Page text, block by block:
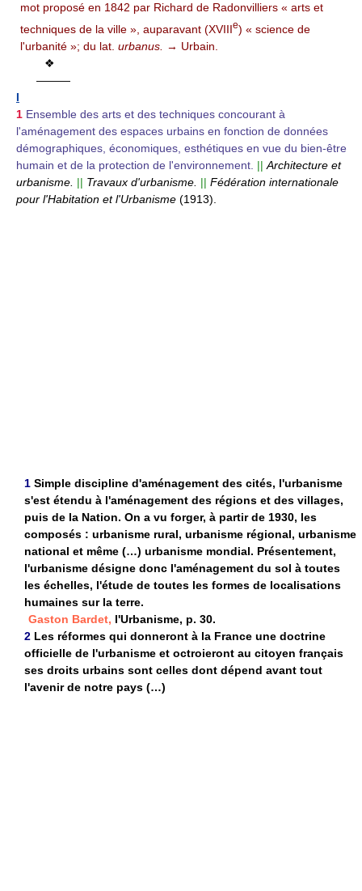
mot proposé en 1842 par Richard de Radonvilliers « arts et
techniques de la ville », auparavant (XVIIIe) « science de
l'urbanité »; du lat. urbanus.
→ Urbain.
❖
———
I
1 Ensemble des arts et des techniques concourant à
l'aménagement des espaces urbains en fonction de données
démographiques, économiques, esthétiques en vue du bien-être
humain et de la protection de l'environnement. || Architecture et
urbanisme. || Travaux d'urbanisme. || Fédération internationale
pour l'Habitation et l'Urbanisme (1913).
1 Simple discipline d'aménagement des cités, l'urbanisme
s'est étendu à l'aménagement des régions et des villages,
puis de la Nation. On a vu forger, à partir de 1930, les
composés : urbanisme rural, urbanisme régional, urbanisme
national et même (…) urbanisme mondial. Présentement,
l'urbanisme désigne donc l'aménagement du sol à toutes
les échelles, l'étude de toutes les formes de localisations
humaines sur la terre.
Gaston Bardet, l'Urbanisme, p. 30.
2 Les réformes qui donneront à la France une doctrine
officielle de l'urbanisme et octroieront au citoyen français
ses droits urbains sont celles dont dépend avant tout
l'avenir de notre pays (…)